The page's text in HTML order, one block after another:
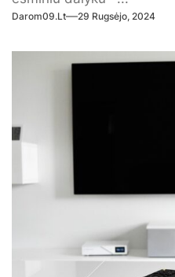
Darom09.lt 29 Rugsėjo, 2024